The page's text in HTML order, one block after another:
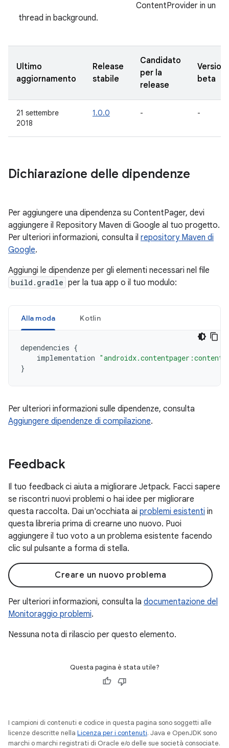
ContentProvider in un
thread in background.
Ultimo
aggiornamento
Release
stabile
Candidato
per la
release
beta
21 settembre
2018
1.0.0 - -
Dichiarazione delle dipendenze
Per aggiungere una dipendenza su ContentPager, devi
aggiungere il Repository Maven di Google al tuo progetto.
Per ulteriori informazioni, consulta il repository Maven di
Google.
Aggiungi le dipendenze per gli elementi necessari nel file
build.gradle per la tua app o il tuo modulo:
Alla moda Kotlin
dependencies {
implementation
}
Per ulteriori informazioni sulle dipendenze, consulta
Aggiungere dipendenze di compilazione.
Feedback
Il tuo feedback ci aiuta a migliorare Jetpack. Facci sapere
se riscontri nuovi problemi o hai idee per migliorare
questa raccolta. Dai un'occhiata ai problemi esistenti in
questa libreria prima di crearne uno nuovo. Puoi
aggiungere il tuo voto a un problema esistente facendo
clic sul pulsante a forma di stella.
Creare un nuovo problema
Per ulteriori informazioni, consulta la documentazione del
Monitoraggio problemi.
Nessuna nota di rilascio per questo elemento.
Questa pagina è stata utile?
I campioni di contenuti e codice in questa pagina sono soggetti alle
licenze descritte nella Licenza per i contenuti. Java e OpenJDK sono
marchi o marchi registrati di Oracle e/o delle sue società consociate.